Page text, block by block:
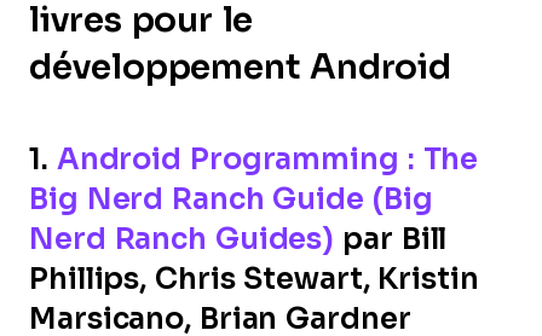
livres pour le
développement Android
1. Android Programming : The
Big Nerd Ranch Guide (Big
Nerd Ranch Guides) par Bill
Phillips, Chris Stewart, Kristin
Marsicano, Brian Gardner